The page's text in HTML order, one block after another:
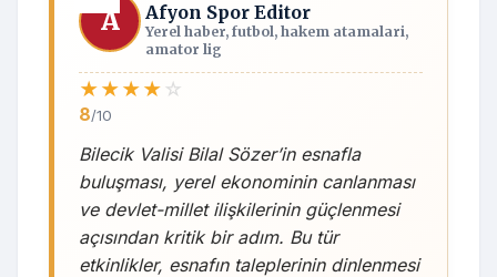
A Afyon Spor Editor
Yerel haber, futbol, hakem atamalari,
amator lig
★★★★ ☆
8/10
Bilecik Valisi Bilal Sözer’in esnafla
buluşması, yerel ekonominin canlanması
ve devlet-millet ilişkilerinin güçlenmesi
açısından kritik bir adım. Bu tür
etkinlikler, esnafın taleplerinin dinlenmesi